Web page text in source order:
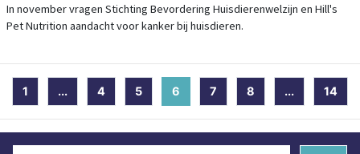
In november vragen Stichting Bevordering Huisdierenwelzijn en Hill's
Pet Nutrition aandacht voor kanker bij huisdieren.
1 ... 4 5 6 (current)
7 8 ... 14